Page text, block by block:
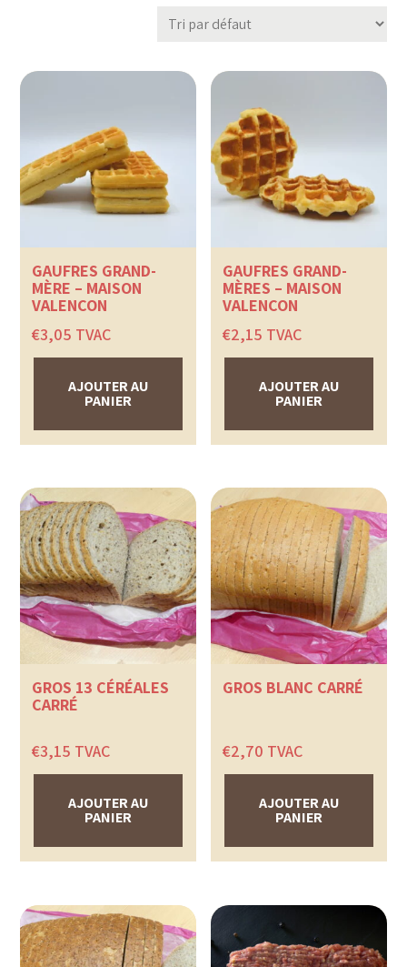
GAUFRES GRAND-
MÈRE – MAISON
VALENÇON
€3,05 TVAC
AJOUTER AU
PANIER
GAUFRES GRAND-
MÈRES – MAISON
VALENÇON
€2,15 TVAC
AJOUTER AU
PANIER
GROS 13 CÉRÉALES
CARRÉ
€3,15 TVAC
AJOUTER AU
PANIER
GROS BLANC CARRÉ
€2,70 TVAC
AJOUTER AU
PANIER